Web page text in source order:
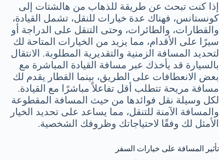
إذا كنت تبحث عن طريقة للذهاب من هالشتات إلى
كونستانس، فهناك عدة خيارات للنقل، تشمل القيادة،
والقطارات، والطائرات، وحتى التنقل على الدراجة أو
سيرًا على الأقدام، مما يزيد من الخيارات المتاحة لك
لتحديد المسافة الزمنية والتقديرية المطلوبة. الانتقال
بالسيارة قد يأخذك عبر مسافة القيادة المباشرة مع
بعض الانعطافات على الطريق، بينما القطار يقدم لك
مسافة مريحة تتطلب أقل تفاعلاً مباشرًا مع القيادة.
لكل وسيلة نقل فوائدها من حيث المسافة المقطوعة
والمسافة الآمنة للتنقل، مما يساعد على تحديد الخيار
الأمثل لك وفقًا لاحتياجاتك وظروفك الشخصية.
تأثير المسافة على خيارات السفر